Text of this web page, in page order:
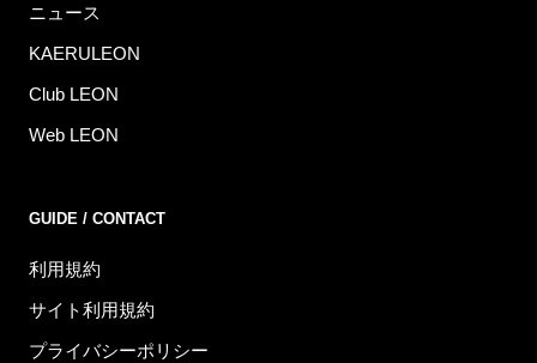
ニュース
KAERULEON
Club LEON
Web LEON
GUIDE / CONTACT
利用規約
サイト利用規約
プライバシーポリシー